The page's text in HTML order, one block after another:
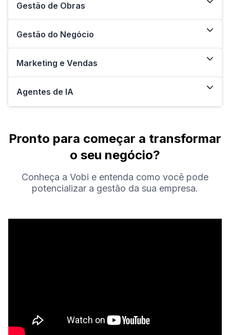
Gestão de Obras
Gestão do Negócio
Marketing e Vendas
Agentes de IA
Pronto para começar a transformar
o seu negócio?
Conheça a Vobi e entenda como você pode
potencializar a gestão da sua empresa.